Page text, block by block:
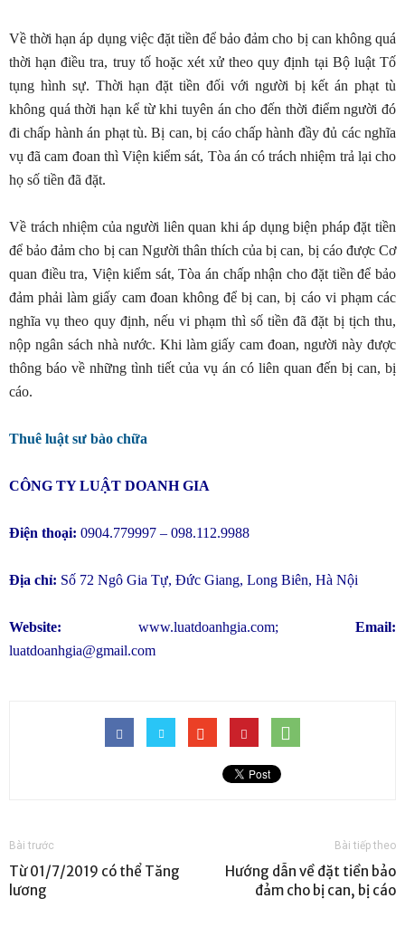
Về thời hạn áp dụng việc đặt tiền để bảo đảm cho bị can không quá
thời hạn điều tra, truy tố hoặc xét xử theo quy định tại Bộ luật Tố
tụng hình sự. Thời hạn đặt tiền đối với người bị kết án phạt tù
không quá thời hạn kể từ khi tuyên án cho đến thời điểm người đó
đi chấp hành án phạt tù. Bị can, bị cáo chấp hành đầy đủ các nghĩa
vụ đã cam đoan thì Viện kiểm sát, Tòa án có trách nhiệm trả lại cho
họ số tiền đã đặt.
Về trách nhiệm của người liên quan khi áp dụng biện pháp đặt tiền
để bảo đảm cho bị can Người thân thích của bị can, bị cáo được Cơ
quan điều tra, Viện kiểm sát, Tòa án chấp nhận cho đặt tiền để bảo
đảm phải làm giấy cam đoan không để bị can, bị cáo vi phạm các
nghĩa vụ theo quy định, nếu vi phạm thì số tiền đã đặt bị tịch thu,
nộp ngân sách nhà nước. Khi làm giấy cam đoan, người này được
thông báo về những tình tiết của vụ án có liên quan đến bị can, bị
cáo.
Thuê luật sư bào chữa
CÔNG TY LUẬT DOANH GIA
Điện thoại: 0904.779997 – 098.112.9988
Địa chỉ: Số 72 Ngô Gia Tự, Đức Giang, Long Biên, Hà Nội
Website: www.luatdoanhgia.com; Email:
luatdoanhgia@gmail.com
Bài trước
Từ 01/7/2019 có thể Tăng
lương
Bài tiếp theo
Hướng dẫn về đặt tiền bảo
đảm cho bị can, bị cáo